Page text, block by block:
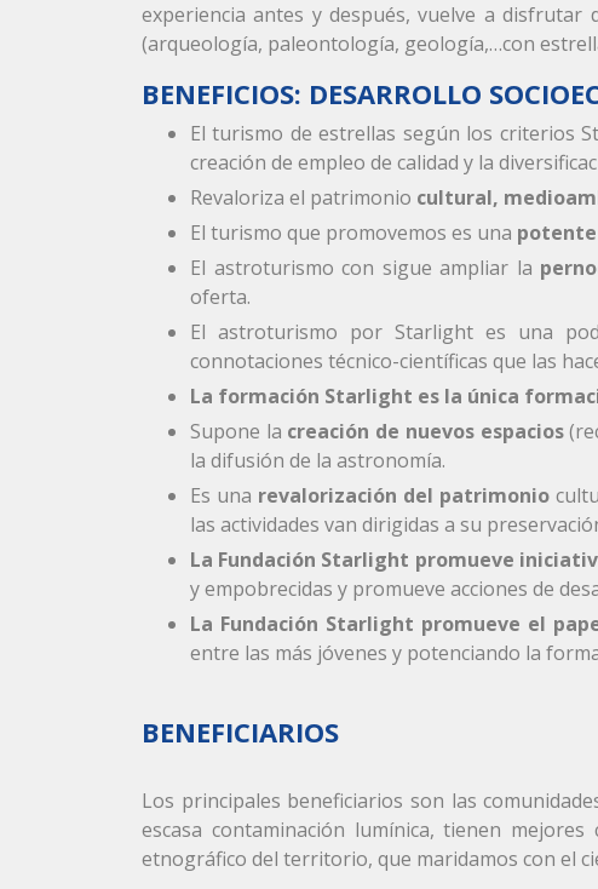
experiencia antes y después, vuelve a
(arqueología, paleontología, geología,…con
BENEFICIOS: DESARROLLO
El turismo de estrellas según los criterios
creación de empleo de calidad y la
Revaloriza el patrimonio cultural,
El turismo que promovemos es una
El astroturismo con sigue ampliar la
oferta.
El astroturismo por Starlight es una
connotaciones técnico-científicas que las
La formación Starlight es la única
Supone la creación de nuevos espacios
la difusión de la astronomía.
Es una revalorización del patrimonio
las actividades van dirigidas a su
La Fundación Starlight promueve
y empobrecidas y promueve acciones de
La Fundación Starlight promueve el
entre las más jóvenes y potenciando la
BENEFICIARIOS
Los principales beneficiarios son las
escasa contaminación lumínica, tienen
etnográfico del territorio, que maridamos con el